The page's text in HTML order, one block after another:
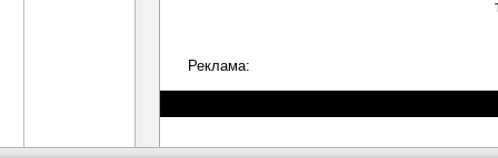
Реклама: